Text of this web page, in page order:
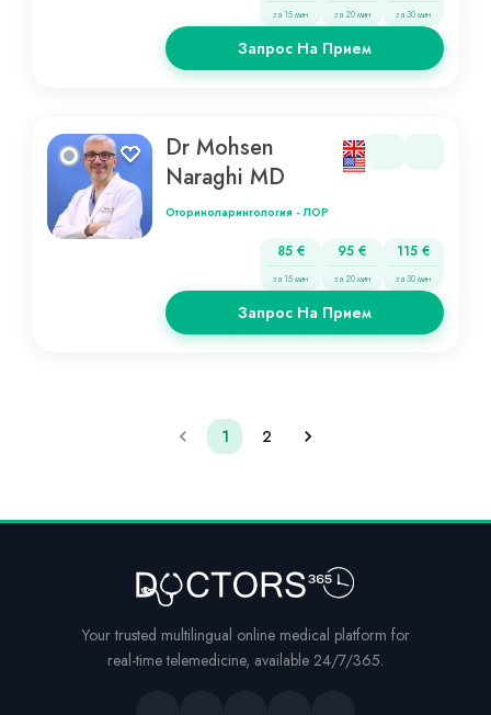
за 15 мин за 20 мин за 30 мин
Запрос На Прием
Dr Mohsen
Naraghi MD
Оториноларингология - ЛОР
85 €
за 15 мин
95 €
за 20 мин
115 €
за 30 мин
Запрос На Прием
1 2
Your trusted multilingual online medical platform for
real-time telemedicine, available 24/7/365.